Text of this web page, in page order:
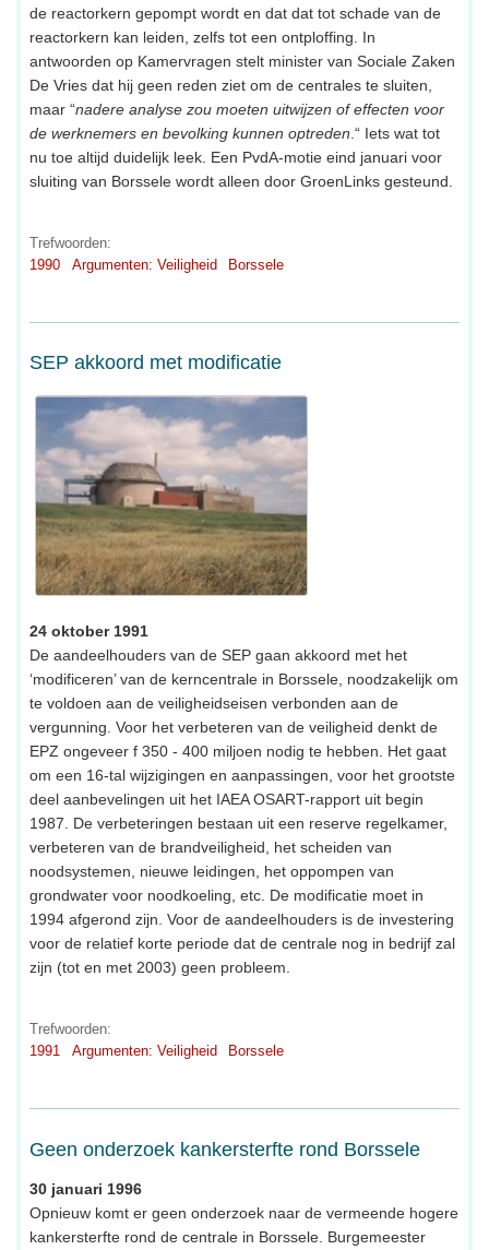
de reactorkern gepompt wordt en dat dat tot schade van de
reactorkern kan leiden, zelfs tot een ontploffing. In
antwoorden op Kamervragen stelt minister van Sociale Zaken
De Vries dat hij geen reden ziet om de centrales te sluiten,
maar “nadere analyse zou moeten uitwijzen of effecten voor
de werknemers en bevolking kunnen optreden .“ Iets wat tot
nu toe altijd duidelijk leek. Een PvdA-motie eind januari voor
sluiting van Borssele wordt alleen door GroenLinks gesteund.
Trefwoorden:
1990
Argumenten: Veiligheid Borssele
SEP akkoord met modificatie
24 oktober 1991
De aandeelhouders van de SEP gaan akkoord met het
‘modificeren’ van de kerncentrale in Borssele, noodzakelijk om
te voldoen aan de veiligheidseisen verbonden aan de
vergunning. Voor het verbeteren van de veiligheid denkt de
EPZ ongeveer f 350 - 400 miljoen nodig te hebben. Het gaat
om een 16-tal wijzigingen en aanpassingen, voor het grootste
deel aanbevelingen uit het IAEA OSART-rapport uit begin
1987. De verbeteringen bestaan uit een reserve regelkamer,
verbeteren van de brandveiligheid, het scheiden van
noodsystemen, nieuwe leidingen, het oppompen van
grondwater voor noodkoeling, etc. De modificatie moet in
1994 afgerond zijn. Voor de aandeelhouders is de investering
voor de relatief korte periode dat de centrale nog in bedrijf zal
zijn (tot en met 2003) geen probleem.
Trefwoorden:
1991
Argumenten: Veiligheid Borssele
Geen onderzoek kankersterfte rond Borssele
30 januari 1996
Opnieuw komt er geen onderzoek naar de vermeende hogere
kankersterfte rond de centrale in Borssele. Burgemeester